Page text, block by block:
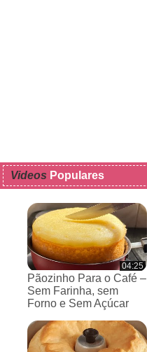
Videos Populares
04:25
Pãozinho Para o Café –
Sem Farinha, sem
Forno e Sem Açúcar